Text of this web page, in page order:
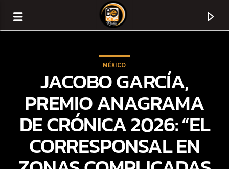
MÉXICO
JACOBO GARCÍA,
PREMIO ANAGRAMA
DE CRÓNICA 2026: “EL
CORRESPONSAL EN